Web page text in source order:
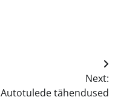
Next:
Autotulede tähendused